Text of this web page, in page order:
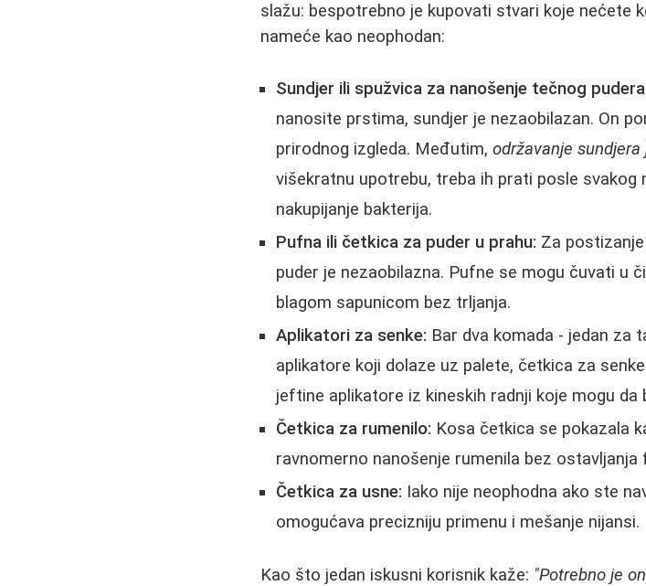
slažu: bespotrebno je kupovati stvari koje nećete
nameće kao neophodan:
Sundjer ili spužvica za nanošenje tečnog
nanosite prstima, sundjer je nezaobilazan. On
prirodnog izgleda. Međutim,održavanje
višekratnu upotrebu, treba ih prati posle svakog
nakupijanje bakterija.
Pufna ili četkica za puder u prahu: Za
puder je nezaobilazna. Pufne se mogu čuvati u
blagom sapunicom bez trljanja.
Aplikatori za senke: Bar dva komada - jedan za
aplikatore koji dolaze uz palete, četkica za
jeftine aplikatore iz kineskih radnji koje mogu
Četkica za rumenilo: Kosa četkica se pokazala
ravnomerno nanošenje rumenila bez ostavljanja
Četkica za usne: Iako nije neophodna ako ste
omogućava precizniju primenu i mešanje nijansi.
Kao što jedan iskusni korisnik kaže: "Potrebno je